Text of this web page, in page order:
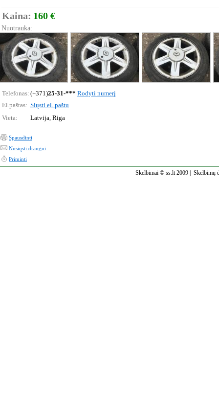
Kaina: 160 €
Nuotrauka:
Telefonas: (+371)25-31-*** Rodyti numerį
El.paštas: Siųsti el. paštu
Vieta:
Latvija, Riga
Spausdinti
Nusiųsti draugui
Priminti
Skelbimai © ss.lt 2009 | Skelbimų